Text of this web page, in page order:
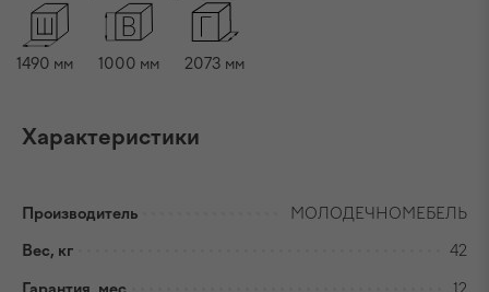
1490 мм 1000 мм 2073 мм
Характеристики
Производитель МОЛОДЕЧНОМЕБЕЛЬ
Вес, кг 42